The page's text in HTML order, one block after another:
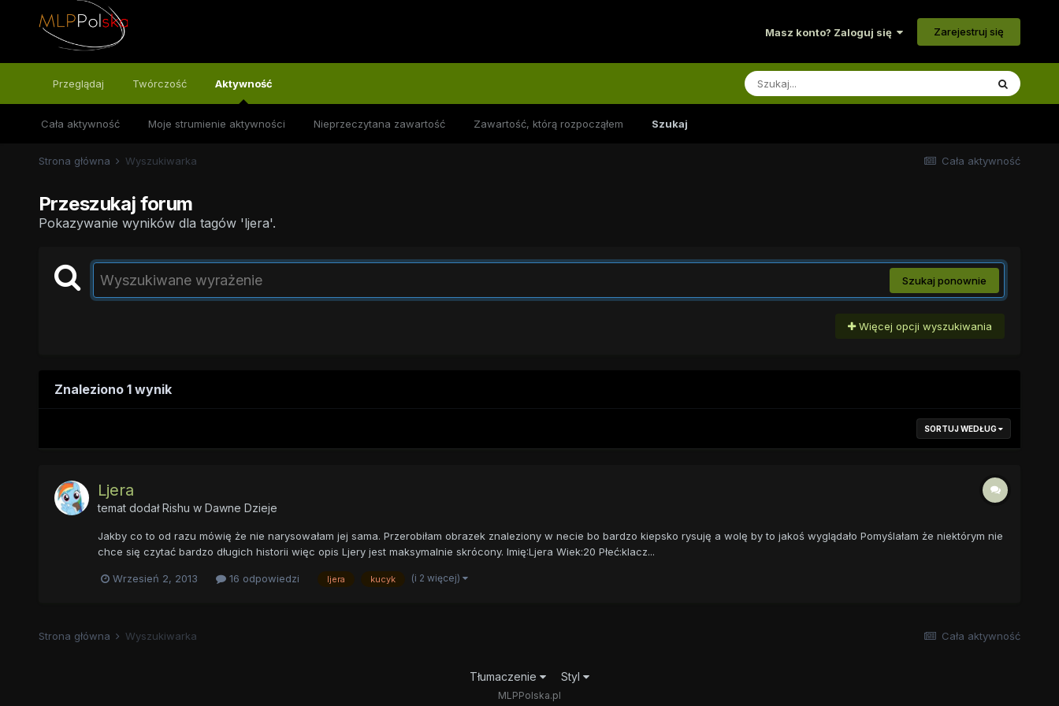
Masz konto? Zaloguj się Zarejestruj się
Przeglądaj Twórczość Aktywność
Cała aktywność Moje strumienie aktywności Nieprzeczytana zawartość Zawartość, którą rozpocząłem Szukaj
Cała aktywność
Strona główna Wyszukiwarka
Przeszukaj forum
Pokazywanie wyników dla tagów 'ljera'.
Szukaj ponownie
Więcej opcji wyszukiwania
Znaleziono 1 wynik
SORTUJ WEDŁUG
Ljera
temat dodałRishu w Dawne Dzieje
Jakby co to od razu mówię że nie narysowałam jej sama. Przerobiłam obrazek znaleziony w necie bo bardzo kiepsko rysuję a wolę by to jakoś wyglądało Pomyślałam że niektórym nie
chce się czytać bardzo długich historii więc opis Ljery jest maksymalnie skrócony. Imię:Ljera Wiek:20 Płeć:klacz...
Wrzesień 2, 2013 16 odpowiedzi ljera kucyk (i 2 więcej)
Cała aktywność
Strona główna Wyszukiwarka
Tłumaczenie Styl
MLPPolska.pl